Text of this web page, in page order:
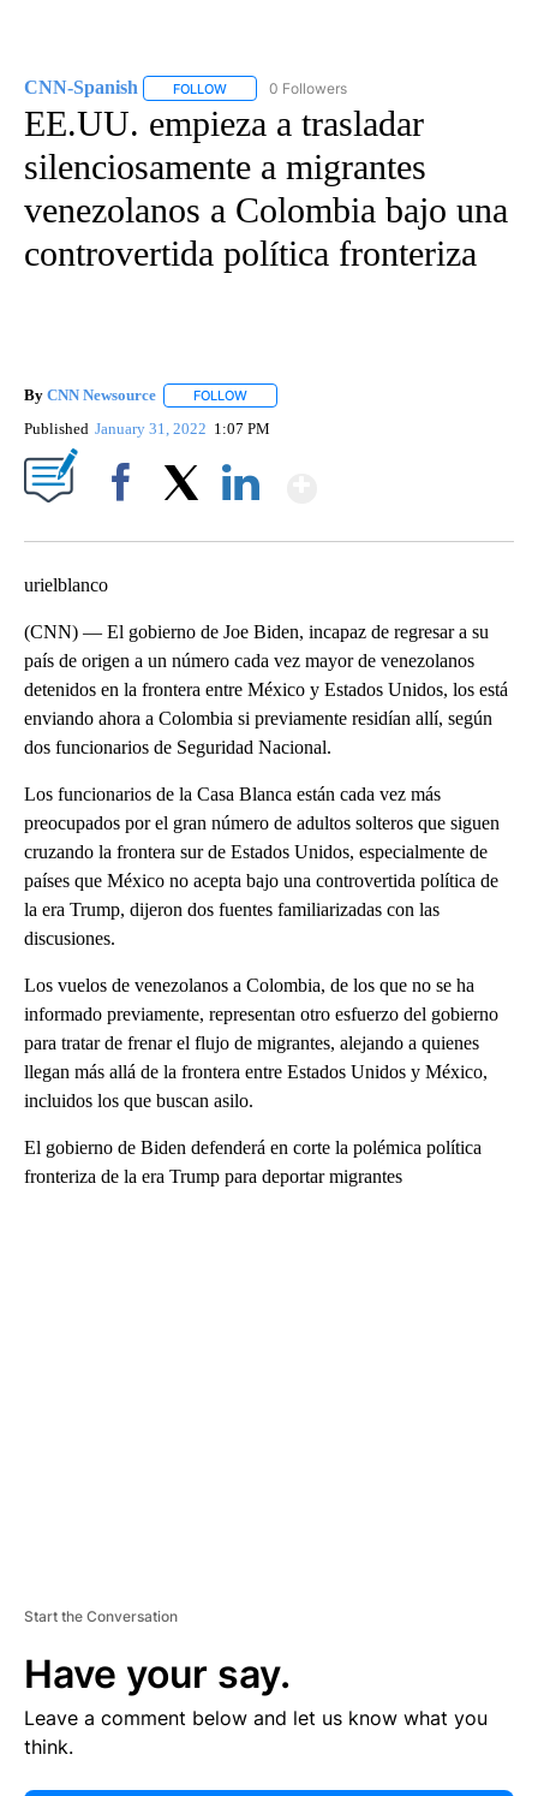
CNN-Spanish FOLLOW FOLLOW "CNN-SPANISH" TO RECEIVE
0 Followers
EE.UU. empieza a trasladar
silenciosamente a migrantes
venezolanos a Colombia bajo una
controvertida política fronteriza
By CNN Newsource FOLLOW
Published January 31, 2022 1:07 PM
urielblanco
(CNN) — El gobierno de Joe Biden, incapaz de regresar a su
país de origen a un número cada vez mayor de venezolanos
detenidos en la frontera entre México y Estados Unidos, los está
enviando ahora a Colombia si previamente residían allí, según
dos funcionarios de Seguridad Nacional.
Los funcionarios de la Casa Blanca están cada vez más
preocupados por el gran número de adultos solteros que siguen
cruzando la frontera sur de Estados Unidos, especialmente de
países que México no acepta bajo una controvertida política de
la era Trump, dijeron dos fuentes familiarizadas con las
discusiones.
Los vuelos de venezolanos a Colombia, de los que no se ha
informado previamente, representan otro esfuerzo del gobierno
para tratar de frenar el flujo de migrantes, alejando a quienes
llegan más allá de la frontera entre Estados Unidos y México,
incluidos los que buscan asilo.
El gobierno de Biden defenderá en corte la polémica política
fronteriza de la era Trump para deportar migrantes
Start the Conversation
Have your say.
Leave a comment below and let us know what you
think.